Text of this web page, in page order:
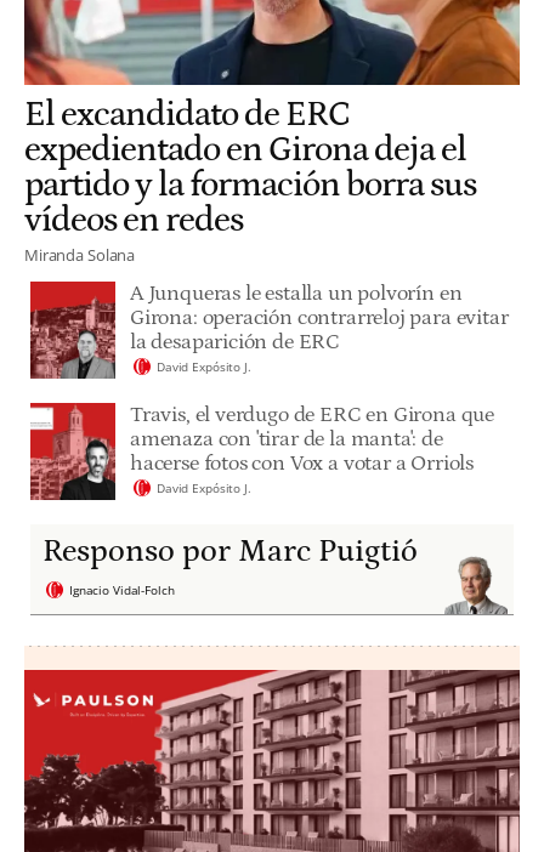
El excandidato de ERC
expedientado en Girona deja el
partido y la formación borra sus
vídeos en redes
Miranda Solana
A Junqueras le estalla un polvorín en
Girona: operación contrarreloj para evitar
la desaparición de ERC
David Expósito J.
Travis, el verdugo de ERC en Girona que
amenaza con 'tirar de la manta': de
hacerse fotos con Vox a votar a Orriols
David Expósito J.
Responso por Marc Puigtió
Ignacio Vidal-Folch